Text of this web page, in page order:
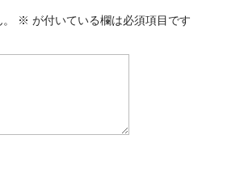
※ が付いている欄は必須項目です